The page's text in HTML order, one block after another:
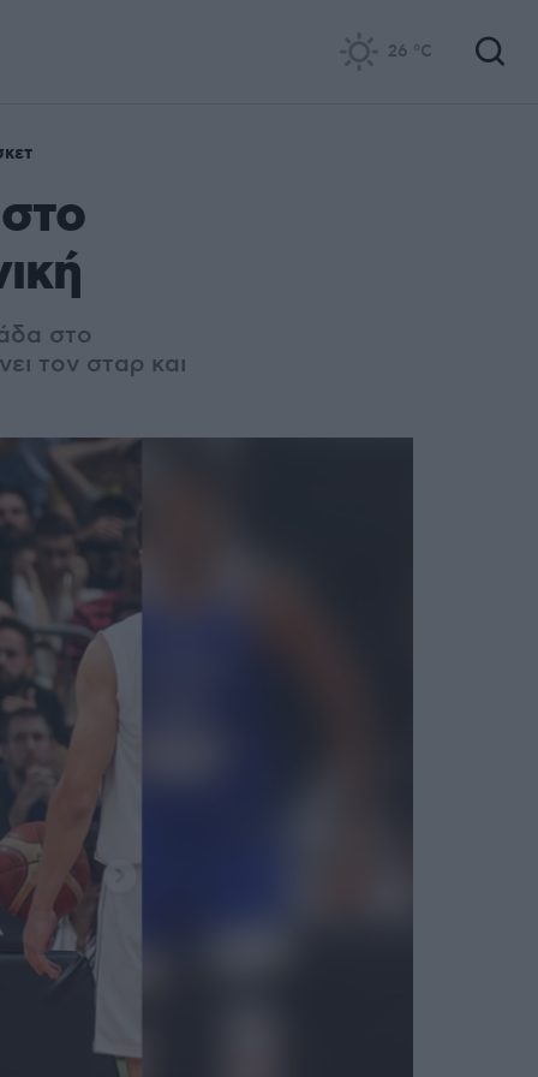
26 °C
στο
τον σταρ και